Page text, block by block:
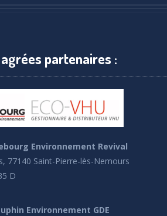
partenaires :
Environnement Revival
77140 Saint-Pierre-lès-Nemours
D
Environnement GDE